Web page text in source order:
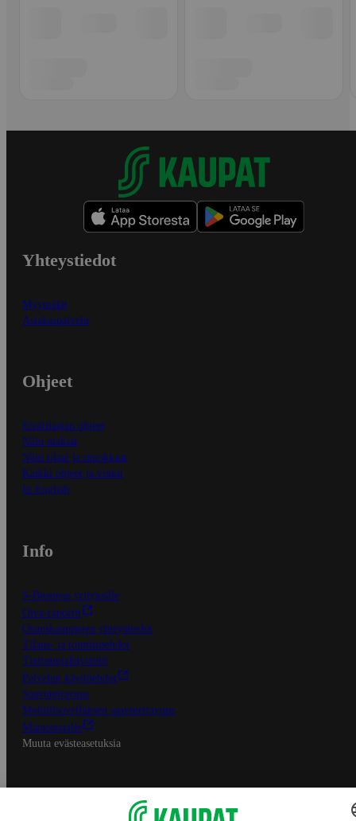
Yhteystiedot
Myymälät
Asiakaspalvelu
Ohjeet
Ensitilaajan ohjeet
Näin maksat
Näin tilaat ja muokkaat
Kaikki ohjeet ja vinkit
In English
Info
S-Business yrityksille
Oiva-raportit
Osuuskauppojen yhteystiedot
Tilaus- ja toimitusehdot
Tietosuojakäytäntö
Palvelun käyttöehdot
Saavutettavuus
Mobiilisovelluksen saavutettavuus
Mainostajalle
Muuta evästeasetuksia
S-ryhmän palvelut